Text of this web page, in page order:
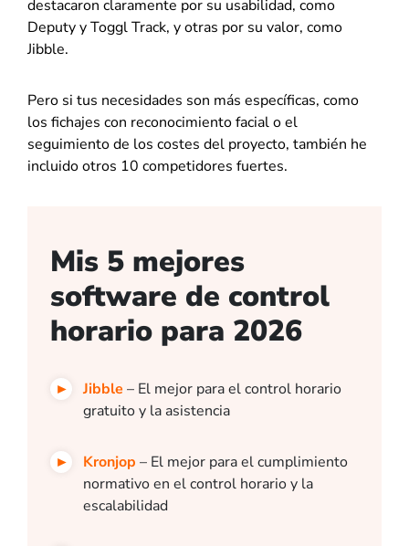
destacaron claramente por su usabilidad, como
Deputy y Toggl Track, y otras por su valor, como
Jibble.
Pero si tus necesidades son más específicas, como
los fichajes con reconocimiento facial o el
seguimiento de los costes del proyecto, también he
incluido otros 10 competidores fuertes.
Mis 5 mejores
software de control
horario para 2026
Jibble – El mejor para el control horario
gratuito y la asistencia
Kronjop – El mejor para el cumplimiento
normativo en el control horario y la
escalabilidad